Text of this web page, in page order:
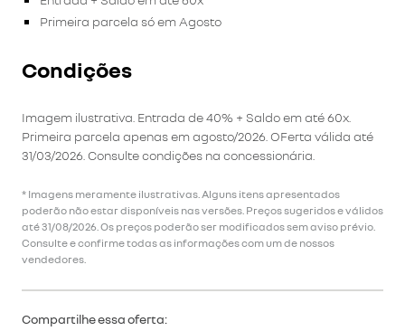
Primeira parcela só em Agosto
Condições
Imagem ilustrativa. Entrada de 40% + Saldo em até 60x.
Primeira parcela apenas em agosto/2026. OFerta válida até
31/03/2026. Consulte condições na concessionária.
* Imagens meramente ilustrativas. Alguns itens apresentados
poderão não estar disponíveis nas versões. Preços sugeridos e válidos
até 31/08/2026. Os preços poderão ser modificados sem aviso prévio.
Consulte e confirme todas as informações com um de nossos
vendedores.
Compartilhe essa oferta: